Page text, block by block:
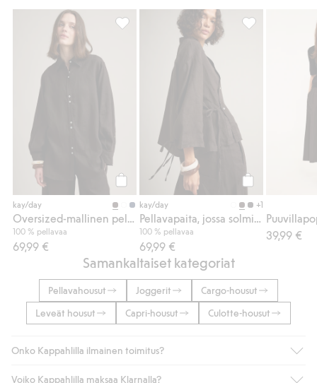
Osta
kay/day
100 % pellavaa
69,99 €
Oversized-mallinen pellavapaita, Lisää
Osta
kay/day +1
100 % pellavaa
69,99 €
39,99 €
Samankaltaiset kategoriat
Pellavahousut Joggerit
Cargo-housut
Leveät housut
Capri-housut Culotte-housut
Onko Kappahlilla ilmainen toimitus?
Voiko Kappahlilla maksaa Klarnalla?